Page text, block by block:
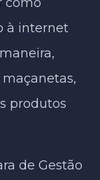
à internet
produtos
de Gestão